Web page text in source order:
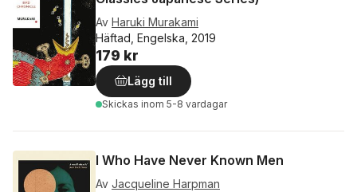
Av Haruki Murakami
Häftad, Engelska, 2019
179 kr
Lägg till
Skickas inom 5-8 vardagar
I Who Have Never Known Men
Av Jacqueline Harpman